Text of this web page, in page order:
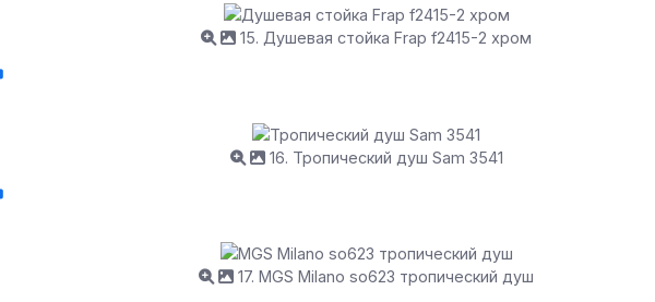
15. Душевая стойка Frap f2415-2 хром
16. Тропический душ Sam 3541
17. MGS Milano so623 тропический душ